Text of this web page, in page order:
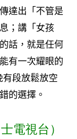
達出「不管是
；講「女孩
話，就是任何
有一次耀眼的
段放鬆放空
的選擇。
電視台）